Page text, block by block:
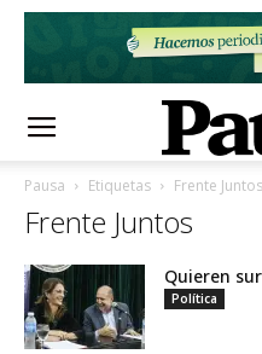
Pausa Etiquetas Frente Juntos
Frente Juntos
Quieren
Política